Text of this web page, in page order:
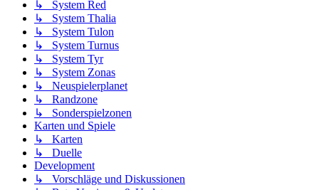
↳ System Red
↳ System Thalia
↳ System Tulon
↳ System Turnus
↳ System Tyr
↳ System Zonas
↳ Neuspielerplanet
↳ Randzone
↳ Sonderspielzonen
Karten und Spiele
↳ Karten
↳ Duelle
Development
↳ Vorschläge und Diskussionen